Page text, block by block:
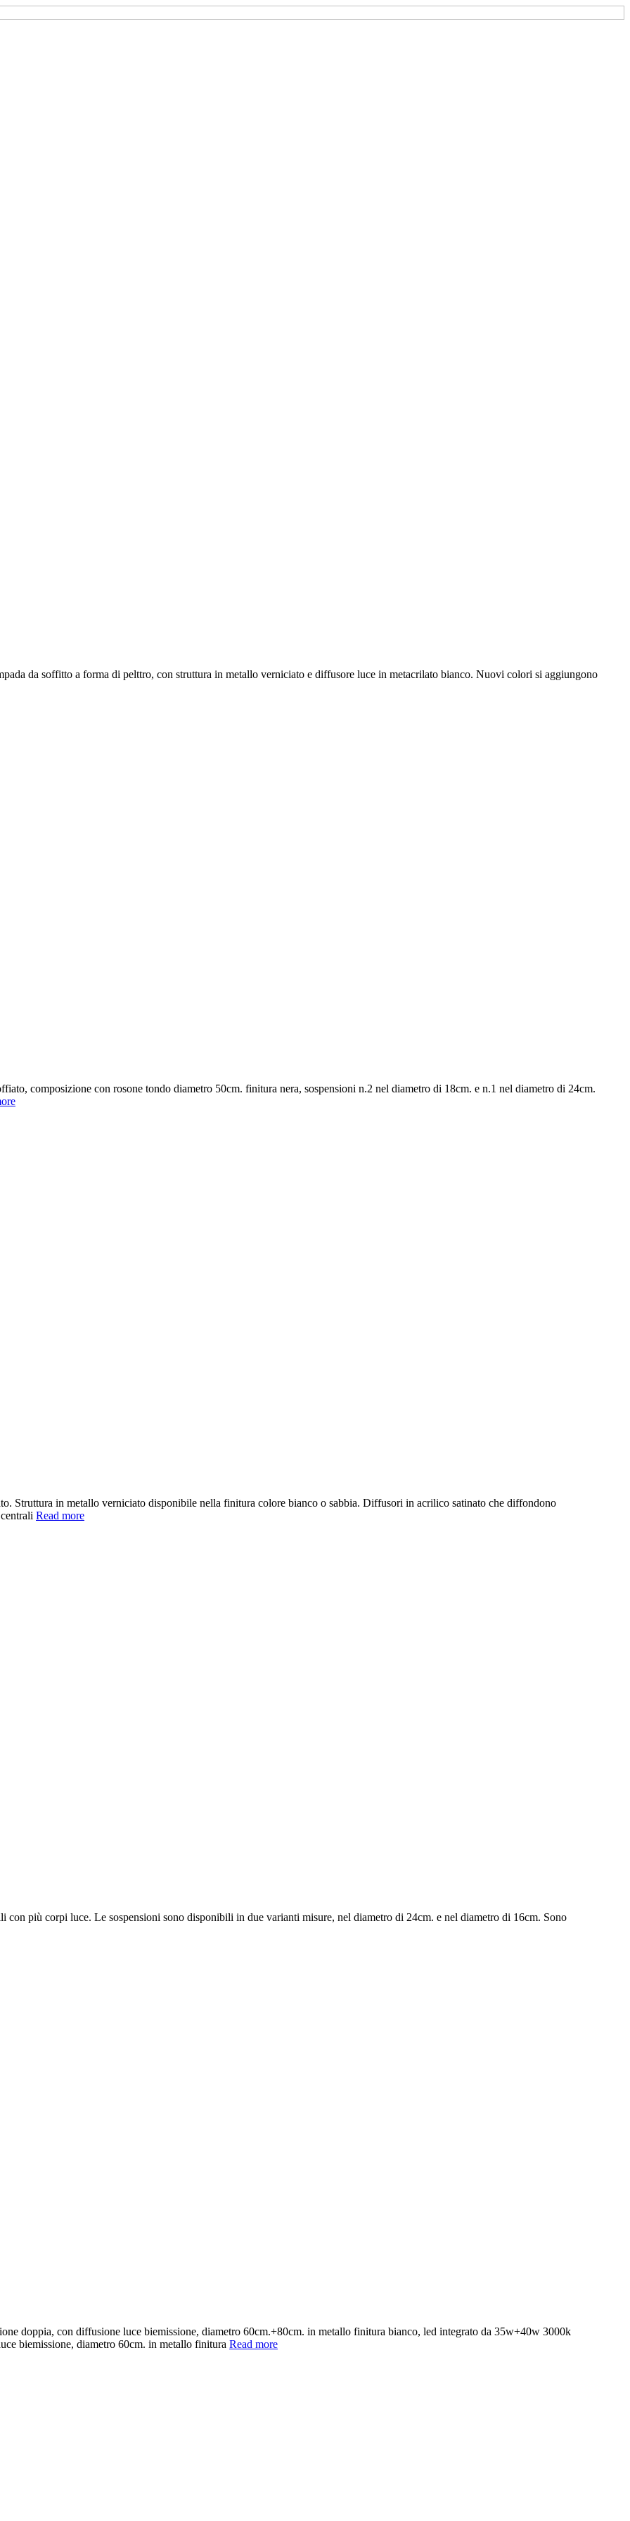
da soffitto a forma di pelttro, con struttura in metallo verniciato e diffusore luce in metacrilato bianco. Nuovi colori si aggiungono
composizione con rosone tondo diametro 50cm. finitura nera, sospensioni n.2 nel diametro di 18cm. e n.1 nel diametro di 24cm.
Struttura in metallo verniciato disponibile nella finitura colore bianco o sabbia. Diffusori in acrilico satinato che diffondono
Read more
con più corpi luce. Le sospensioni sono disponibili in due varianti misure, nel diametro di 24cm. e nel diametro di 16cm. Sono
doppia, con diffusione luce biemissione, diametro 60cm.+80cm. in metallo finitura bianco, led integrato da 35w+40w 3000k
biemissione, diametro 60cm. in metallo finitura Read more